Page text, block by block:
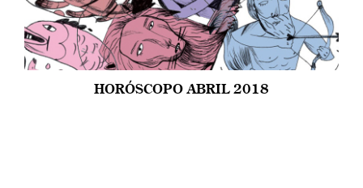
HORÓSCOPO ABRIL 2018